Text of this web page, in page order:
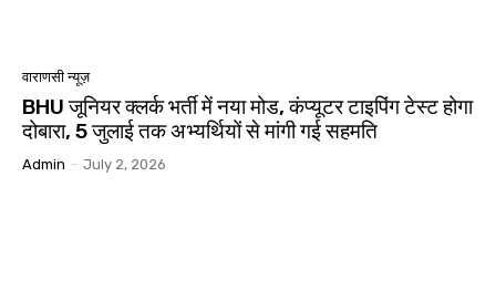
वाराणसी न्यूज़
BHU जूनियर क्लर्क भर्ती में नया मोड, कंप्यूटर टाइपिंग टेस्ट होगा
दोबारा, 5 जुलाई तक अभ्यर्थियों से मांगी गई सहमति
Admin - July 2, 2026